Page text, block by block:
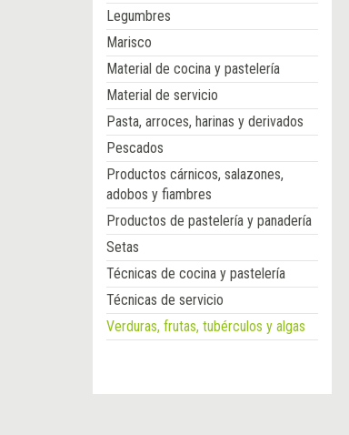
Legumbres
Marisco
Material de cocina y pastelería
Material de servicio
Pasta, arroces, harinas y derivados
Pescados
Productos cárnicos, salazones,
adobos y fiambres
Productos de pastelería y panadería
Setas
Técnicas de cocina y pastelería
Técnicas de servicio
Verduras, frutas, tubérculos y algas